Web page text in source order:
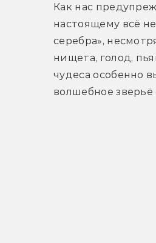
Как нас
настоящему всё
серебра»,
нищета, голод,
чудеса особенно
волшебное